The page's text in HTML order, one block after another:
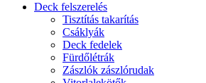
Deck felszerelés
Tisztítás takarítás
Csáklyák
Deck fedelek
Fürdőlétrák
Zászlók zászlórudak